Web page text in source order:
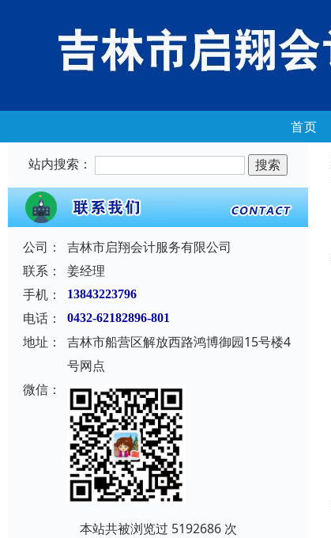
首页
站内搜索：
公司：
吉林市启翔会计服务有限公司
联系：
姜经理
手机：
13843223796
电话： 0432-62182896-801
地址：
吉林市船营区解放西路鸿博御园15号楼4
号网点
微信：
本站共被浏览过 5192686 次